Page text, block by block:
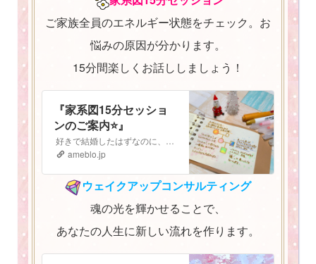
ご家族全員のエネルギー状態をチェック。お
悩みの原因が分かります。
15分間楽しくお話ししましょう！
『家系図15分セッショ
ンのご案内⭐️』
ameblo.jp
ウェイクアップコンサルティング
魂の光を輝かせることで、
あなたの人生に新しい流れを作ります。